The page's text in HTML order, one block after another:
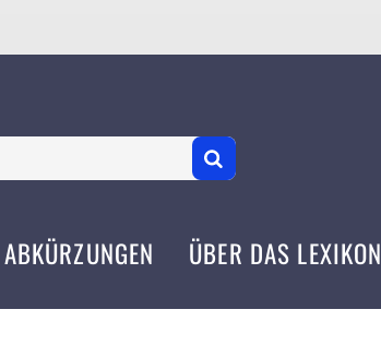
ABKÜRZUNGEN ÜBER DAS LEXIKON